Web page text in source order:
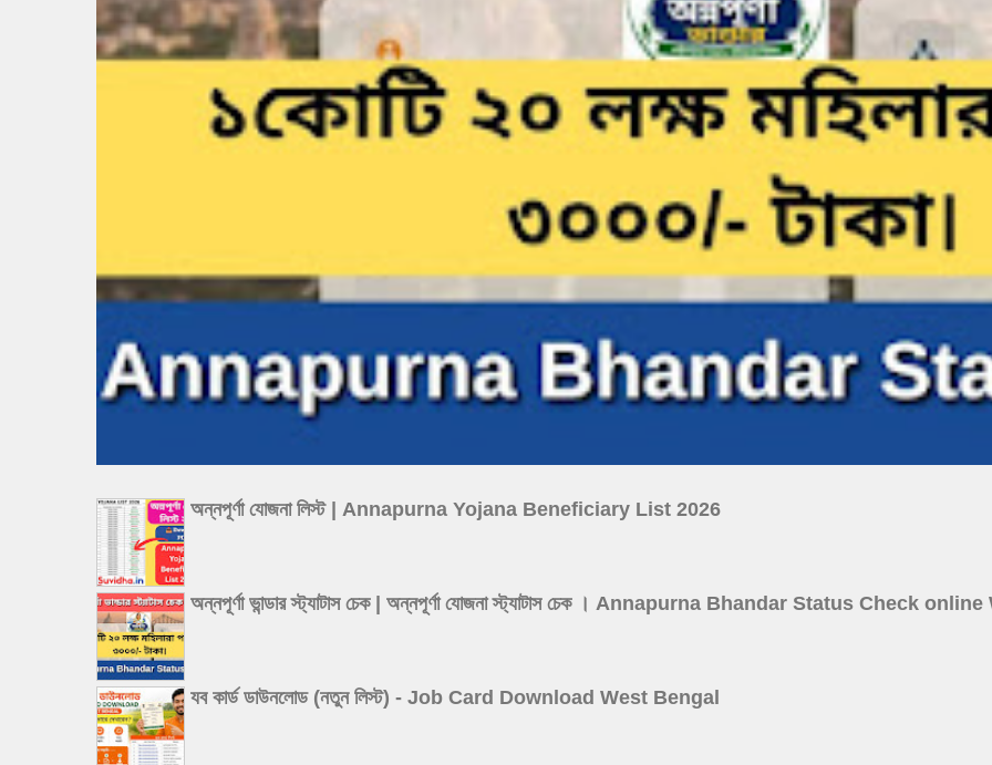
অন্নপূর্ণা যোজনা লিস্ট | Annapurna Yojana Beneficiary List 2026
অন্নপূর্ণা ভান্ডার স্ট্যাটাস চেক | অন্নপূর্ণা যোজনা স্ট্যাটাস চেক । Annapurna Bhandar Status Check
যব কার্ড ডাউনলোড (নতুন লিস্ট) - Job Card Download West Bengal